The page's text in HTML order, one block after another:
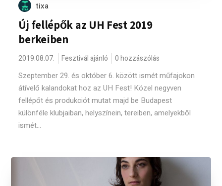
tixa
Új fellépők az UH Fest 2019
berkeiben
2019.08.07. Fesztivál ajánló 0 hozzászólás
Szeptember 29. és október 6. között ismét műfajokon
átívelő kalandokat hoz az UH Fest! Közel negyven
fellépőt és produkciót mutat majd be Budapest
különféle klubjaiban, helyszínein, tereiben, amelyekből
ismét...